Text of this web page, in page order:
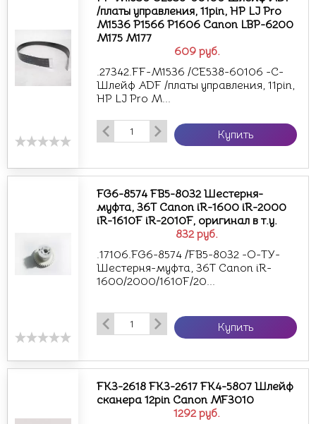
609 руб.
/платы управления, 11pin, HP LJ Pro
M1536 P1566 P1606 Canon LBP-6200
M175 M177
.27342.FF-M1536 /CE538-60106 -С-
Шлейф ADF /платы управления, 11pin,
HP LJ Pro M...
Купить
832 руб.
FG6-8574 FB5-8032 Шестерня-
муфта, 36T Canon iR-1600 iR-2000
iR-1610F iR-2010F, оригинал в т.у.
.17106.FG6-8574 /FB5-8032 -О-ТУ-
Шестерня-муфта, 36T Canon iR-
1600/2000/1610F/20...
Купить
1292 руб.
FK3-2618 FK3-2617 FK4-5807 Шлейф
сканера 12pin Canon MF3010